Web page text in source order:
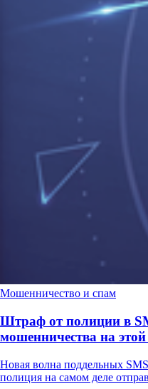
Мошенничество и спам
Штраф от полиции в
мошенничества на этой
Новая волна поддельных
полиция на самом деле